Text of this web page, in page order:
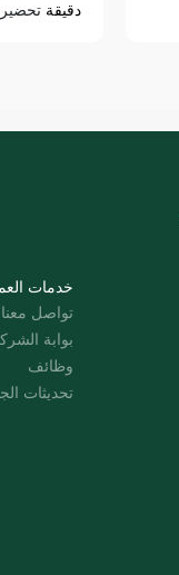
10 دقيقة
خدمات
تواصل معنا
بوابة
وظائف
تحديثات